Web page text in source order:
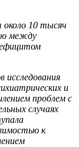
10 тысяч
между
исследования
и
проблем с
случаях
к